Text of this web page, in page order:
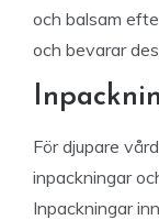
och balsam
och bevarar
För djupare
inpackningar
Inpackningar